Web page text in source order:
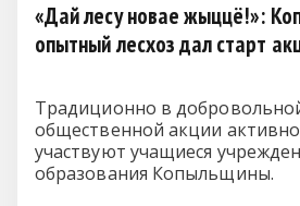
«Дай лесу новае жыццё!»:
опытный лесхоз дал старт
Традиционно в
общественной акции активно
участвуют учащиеся
образования Копыльщины.